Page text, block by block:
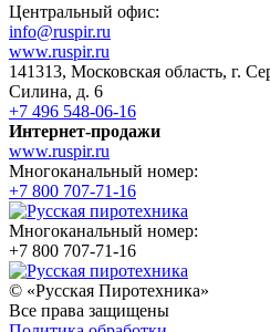
Центральный офис:
info@ruspir.ru
www.ruspir.ru
141313, Московская область, г.
Силина, д. 6
+7 496 548-06-16
Интернет-продажи
www.ruspir.ru
Многоканальный номер:
+7 800 707-71-16
Многоканальный номер:
+7 800 707-71-16
© «Русская Пиротехника»
Все права защищены